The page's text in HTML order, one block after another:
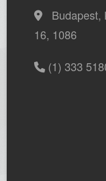
Budapest,
16, 1086
(1) 333